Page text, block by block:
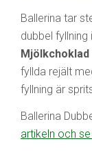
Ballerina tar
dubbel fyllning
Mjölkchoklad
fyllda rejält
fyllning är
Ballerina
artikeln och